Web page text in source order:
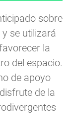
sobre
se utilizará
la
del espacio.
de apoyo
de la